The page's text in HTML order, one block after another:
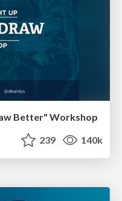
Better" Workshop
239 140k